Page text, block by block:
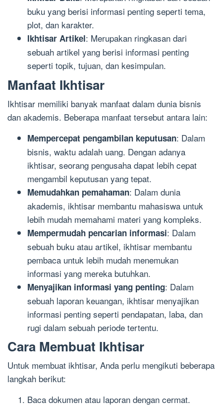
buku yang berisi informasi penting seperti tema,
plot, dan karakter.
Ikhtisar Artikel: Merupakan ringkasan dari
sebuah artikel yang berisi informasi penting
seperti topik, tujuan, dan kesimpulan.
Manfaat Ikhtisar
Ikhtisar memiliki banyak manfaat dalam dunia bisnis
dan akademis. Beberapa manfaat tersebut antara lain:
Mempercepat pengambilan keputusan: Dalam
bisnis, waktu adalah uang. Dengan adanya
ikhtisar, seorang pengusaha dapat lebih cepat
mengambil keputusan yang tepat.
Memudahkan pemahaman: Dalam dunia
akademis, ikhtisar membantu mahasiswa untuk
lebih mudah memahami materi yang kompleks.
Mempermudah pencarian informasi: Dalam
sebuah buku atau artikel, ikhtisar membantu
pembaca untuk lebih mudah menemukan
informasi yang mereka butuhkan.
Menyajikan informasi yang penting: Dalam
sebuah laporan keuangan, ikhtisar menyajikan
informasi penting seperti pendapatan, laba, dan
rugi dalam sebuah periode tertentu.
Cara Membuat Ikhtisar
Untuk membuat ikhtisar, Anda perlu mengikuti beberapa
langkah berikut:
Baca dokumen atau laporan dengan cermat.